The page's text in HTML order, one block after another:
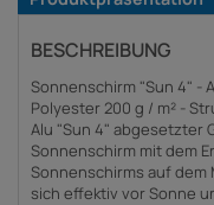
BESCHREIBUNG
Sonnenschirm "Sun 4" -
Polyester 200 g / m² -
Alu "Sun 4" abgesetzter
Sonnenschirm mit dem
Sonnenschirms auf
sich effektiv vor Sonne